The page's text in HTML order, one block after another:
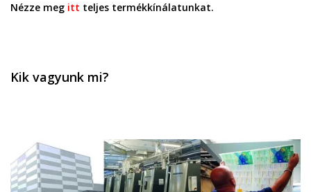
Nézze meg itt teljes termékkínálatunkat.
Kik vagyunk mi?